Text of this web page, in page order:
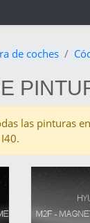
de coches
las pinturas